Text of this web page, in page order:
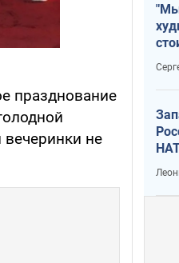
празднование
не